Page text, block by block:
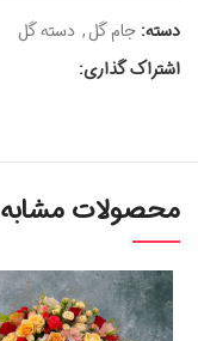
دسته: جام گل, دسته گل
اشتراک گذاری:
محصولات مشابه